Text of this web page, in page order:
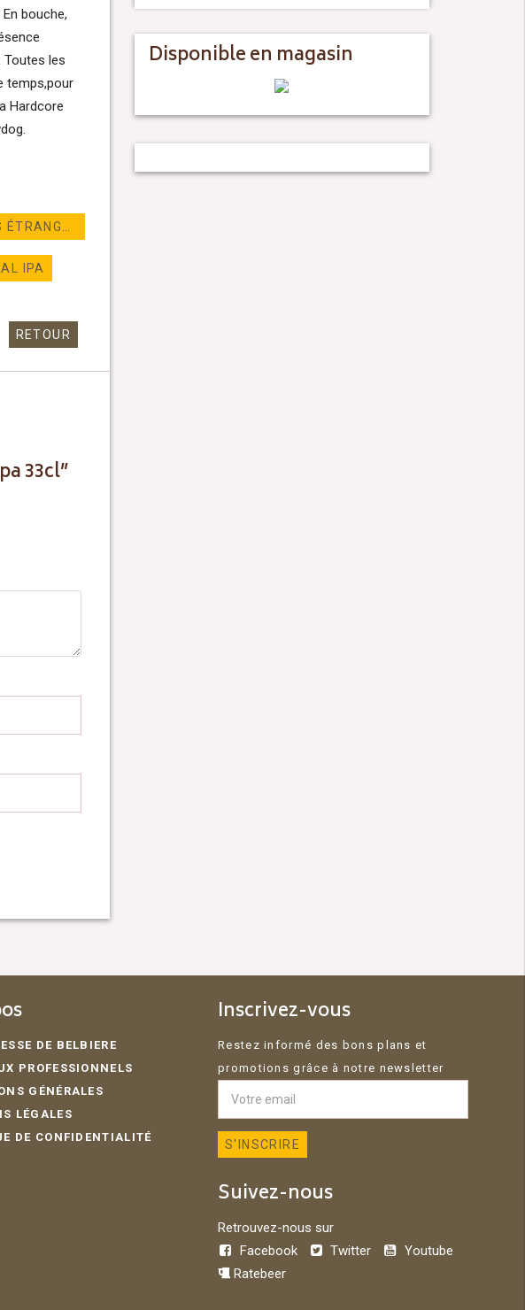
bouche,
Toutes les
temps,pour
Hardcore
IPA
RETOUR
33cl”
Disponible en magasin
DE BELBIERE
PROFESSIONNELS
GÉNÉRALES
LÉGALES
DE CONFIDENTIALITÉ
Inscrivez-vous
Restez informé des bons plans et
promotions grâce à notre newsletter
Suivez-nous
Retrouvez-nous sur
Facebook
Twitter
Youtube
Ratebeer